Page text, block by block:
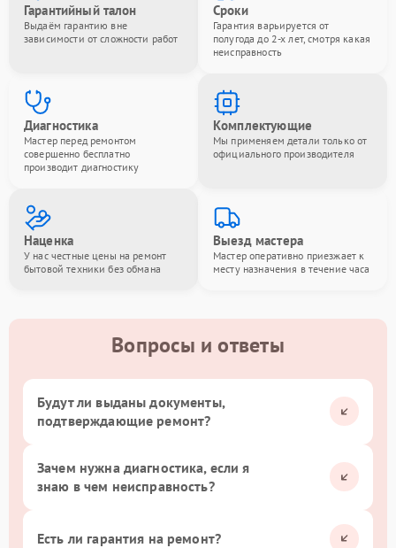
Гарантийный талон
Выдаём гарантию вне
зависимости от сложности работ
Сроки
Гарантия варьируется от
полугода до 2-х лет, смотря какая
неисправность
Диагностика
Мастер перед ремонтом
совершенно бесплатно
производит диагностику
Комплектующие
Мы применяем детали только от
официального производителя
Наценка
У нас честные цены на ремонт
бытовой техники без обмана
Выезд мастера
Мастер оперативно приезжает к
месту назначения в течение часа
Вопросы и ответы
Будут ли выданы документы,
подтверждающие ремонт?
Зачем нужна диагностика, если я
знаю в чем неисправность?
Есть ли гарантия на ремонт?